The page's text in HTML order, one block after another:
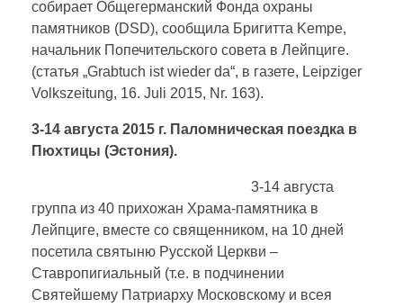
собирает Общегерманский Фонда охраны
памятников (DSD), сообщила Бригитта Kempe,
начальник Попечительского совета в Лейпциге.
(статья „Grabtuch ist wieder da“, в газете, Leipziger
Volkszeitung, 16. Juli 2015, Nr. 163).
3-14 августа 2015 г. Паломническая поездка в
Пюхтицы (Эстония).
3-14 августа
группа из 40 прихожан Храма-памятника в
Лейпциге, вместе со священником, на 10 дней
посетила святыню Русской Церкви –
Ставропигиальный (т.е. в подчинении
Святейшему Патриарху Московскому и всея